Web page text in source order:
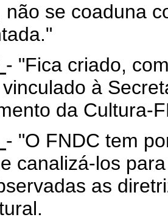
se coaduna
- "Fica criado,
à
da Cultura-
- "O FNDC tem
canalizá-los
as